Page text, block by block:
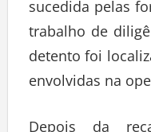
sucedida pelas
trabalho de
detento foi
envolvidas na